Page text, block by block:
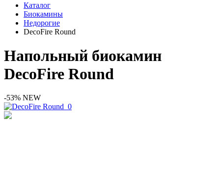
Каталог
Биокамины
Недорогие
DecoFire Round
Напольный биокамин
DecoFire Round
-53% NEW